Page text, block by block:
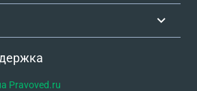
чтоб ответчик смог
Все это время он на
Pravoved.ru